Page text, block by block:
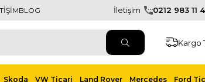
BLOG İletişim 0212 983 11
Kargo
Skoda VW Ticari Land Rover Mercedes Ford